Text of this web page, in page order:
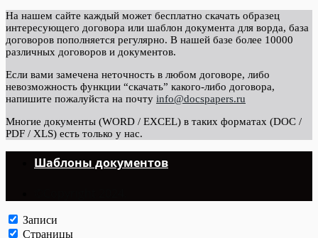
На нашем сайте каждый может бесплатно скачать образец
интересующего договора или шаблон документа для ворда, база
договоров пополняется регулярно. В нашей базе более 10000
различных договоров и документов.
Если вами замечена неточность в любом договоре, либо
невозможность функции “скачать” какого-либо договора,
напишите пожалуйста на почту info@docspapers.ru
Многие документы (WORD / EXCEL) в таких форматах (DOC /
PDF / XLS) есть только у нас.
Шаблоны документов
Записи
Страницы